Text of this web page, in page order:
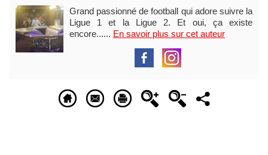
Grand passionné de football qui adore suivre la
Ligue 1 et la Ligue 2. Et oui, ça existe
encore...... En savoir plus sur cet auteur